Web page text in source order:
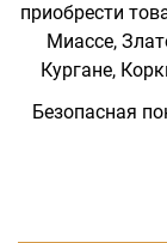
приобрести
Миассе,
Кургане,
Безопасная